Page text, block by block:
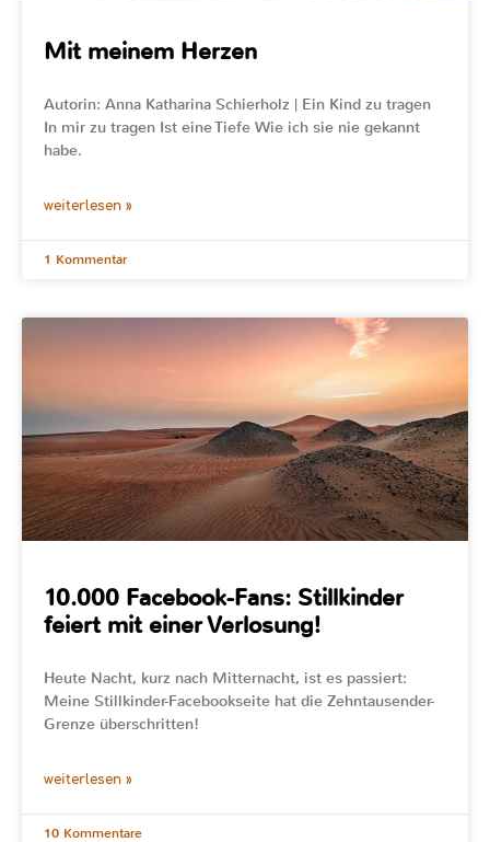
Mit meinem Herzen
Autorin: Anna Katharina Schierholz | Ein Kind zu tragen
In mir zu tragen Ist eine Tiefe Wie ich sie nie gekannt
habe.
weiterlesen »
1 Kommentar
10.000 Facebook-Fans: Stillkinder
feiert mit einer Verlosung!
Heute Nacht, kurz nach Mitternacht, ist es passiert:
Meine Stillkinder-Facebookseite hat die Zehntausender-
Grenze überschritten!
weiterlesen »
10 Kommentare